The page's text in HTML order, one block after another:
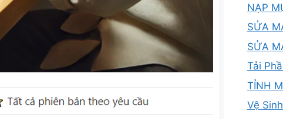
NẠP
SỬA
SỬA
Tải
TỈNH
Vệ